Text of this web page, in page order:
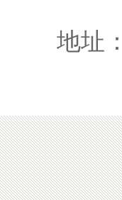
地址